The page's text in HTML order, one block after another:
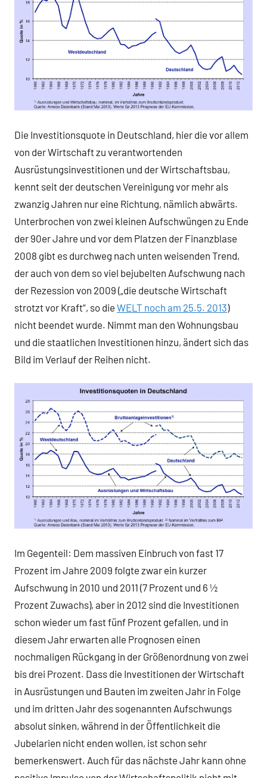
Die Investitionsquote in Deutschland, hier die vor allem
von der Wirtschaft zu verantwortenden
Ausrüstungsinvestitionen und der Wirtschaftsbau,
kennt seit der deutschen Vereinigung vor mehr als
zwanzig Jahren nur eine Richtung, nämlich abwärts.
Unterbrochen von zwei kleinen Aufschwüngen zu Ende
der 90er Jahre und vor dem Platzen der Finanzblase
2008 gibt es durchweg nach unten weisenden Trend,
der auch von dem so viel bejubelten Aufschwung nach
der Rezession von 2009 („die deutsche Wirtschaft
strotzt vor Kraft“, so die WELT noch am 25.5. 2013)
nicht beendet wurde. Nimmt man den Wohnungsbau
und die staatlichen Investitionen hinzu, ändert sich das
Bild im Verlauf der Reihen nicht.
Im Gegenteil: Dem massiven Einbruch von fast 17
Prozent im Jahre 2009 folgte zwar ein kurzer
Aufschwung in 2010 und 2011 (7 Prozent und 6 ½
Prozent Zuwachs), aber in 2012 sind die Investitionen
schon wieder um fast fünf Prozent gefallen, und in
diesem Jahr erwarten alle Prognosen einen
nochmaligen Rückgang in der Größenordnung von zwei
bis drei Prozent. Dass die Investitionen der Wirtschaft
in Ausrüstungen und Bauten im zweiten Jahr in Folge
und im dritten Jahr des sogenannten Aufschwungs
absolut sinken, während in der Öffentlichkeit die
Jubelarien nicht enden wollen, ist schon sehr
bemerkenswert. Auch für das nächste Jahr kann ohne